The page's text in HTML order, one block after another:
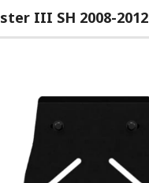
III SH 2008-2012